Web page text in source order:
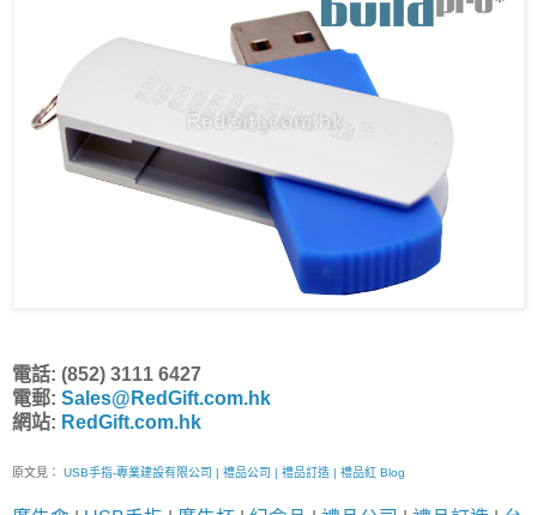
電話: (852) 3111 6427
電郵: Sales@RedGift.com.hk
網站: RedGift.com.hk
原文見： USB手指-專業建設有限公司 | 禮品公司 | 禮品訂造 | 禮品紅 Blog